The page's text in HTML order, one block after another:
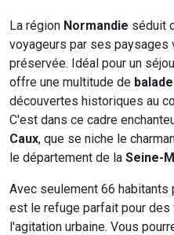
La région Normandie séduit
voyageurs par ses
préservée. Idéal pour un
offre une multitude de
découvertes historiques au
C'est dans ce cadre
Caux, que se niche le
le département de la Seine-
Avec seulement 66 habitants
est le refuge parfait pour des
l'agitation urbaine. Vous